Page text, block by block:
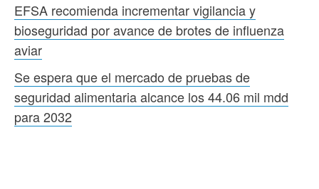
EFSA recomienda incrementar vigilancia y
bioseguridad por avance de brotes de influenza
aviar
Se espera que el mercado de pruebas de
seguridad alimentaria alcance los 44.06 mil mdd
para 2032